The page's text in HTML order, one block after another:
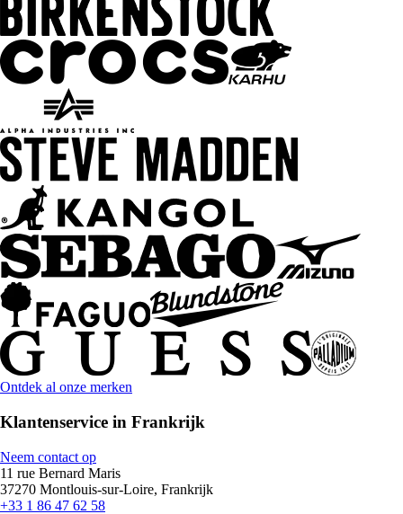
Ontdek al onze merken
Klantenservice in Frankrijk
Neem contact op
11 rue Bernard Maris
37270 Montlouis-sur-Loire, Frankrijk
+33 1 86 47 62 58